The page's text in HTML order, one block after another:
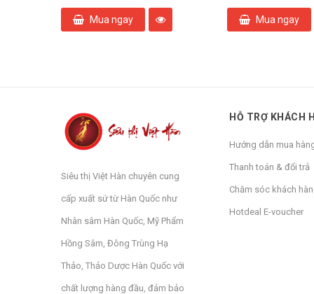
Mua ngay Mua ngay
Siêu thị Việt Hàn chuyên cung
cấp xuất sứ từ Hàn Quốc như
Nhân sâm Hàn Quốc, Mỹ Phẩm
Hồng Sâm, Đông Trùng Hạ
Thảo, Thảo Dược Hàn Quốc với
chất lượng hàng đầu, đảm bảo
HỖ TRỢ KHÁCH
Hướng dẫn mua
Thanh toán & đổi trả
Chăm sóc khách
Hotdeal E-voucher